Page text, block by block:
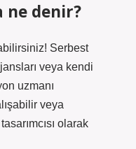
ne denir?
Serbest
veya kendi
uzmanı
veya
olarak